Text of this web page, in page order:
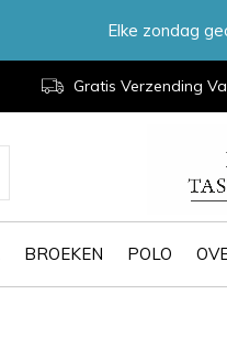
BROEKEN POLO
Gratis Verzending Vanaf
Elke zondag